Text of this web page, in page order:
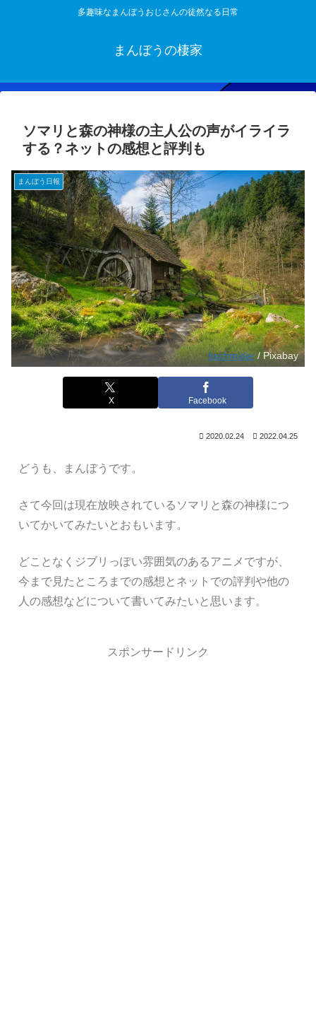
多趣味なまんぼうおじさんの徒然なる日常
まんぼうの棲家
ソマリと森の神様の主人公の声がイライラ
する？ネットの感想と評判も
まんぼう日報
hschmider / Pixabay
X Facebook
2020.02.24 2022.04.25
どうも、まんぼうです。
さて今回は現在放映されているソマリと森の神様につ
いてかいてみたいとおもいます。
どことなくジブリっぽい雰囲気のあるアニメですが、
今まで見たところまでの感想とネットでの評判や他の
人の感想などについて書いてみたいと思います。
スポンサードリンク